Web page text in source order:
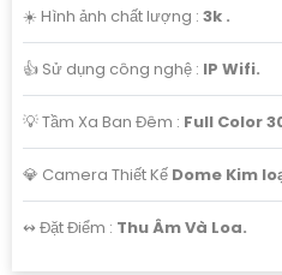
☀️ Hình ảnh chất lượng : 3k .
👍 Sử dụng công nghệ : IP Wifi.
💡 Tầm Xa Ban Đêm : Full Color
💎 Camera Thiết Kế Dome Kim
️↭ Đặt Điểm : Thu Âm Và Loa.